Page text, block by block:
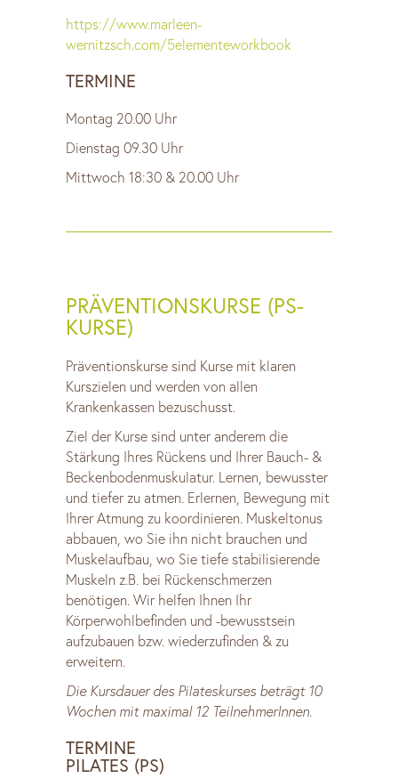
https://www.marleen-
wernitzsch.com/5elementeworkbook
TERMINE
Montag 20.00 Uhr
Dienstag 09.30 Uhr
Mittwoch 18:30 & 20.00 Uhr
PRÄVENTIONSKURSE (PS-
KURSE)
Präventionskurse sind Kurse mit klaren
Kurszielen und werden von allen
Krankenkassen bezuschusst.
Ziel der Kurse sind unter anderem die
Stärkung Ihres Rückens und Ihrer Bauch- &
Beckenbodenmuskulatur. Lernen, bewusster
und tiefer zu atmen. Erlernen, Bewegung mit
Ihrer Atmung zu koordinieren. Muskeltonus
abbauen, wo Sie ihn nicht brauchen und
Muskelaufbau, wo Sie tiefe stabilisierende
Muskeln z.B. bei Rückenschmerzen
benötigen. Wir helfen Ihnen Ihr
Körperwohlbefinden und -bewusstsein
aufzubauen bzw. wiederzufinden & zu
erweitern.
Die Kursdauer des Pilateskurses beträgt 10
Wochen mit maximal 12 TeilnehmerInnen.
TERMINE
PILATES (PS)